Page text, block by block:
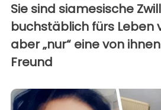
Sie sind siamesische
buchstäblich fürs Leben
aber „nur“ eine von
Freund